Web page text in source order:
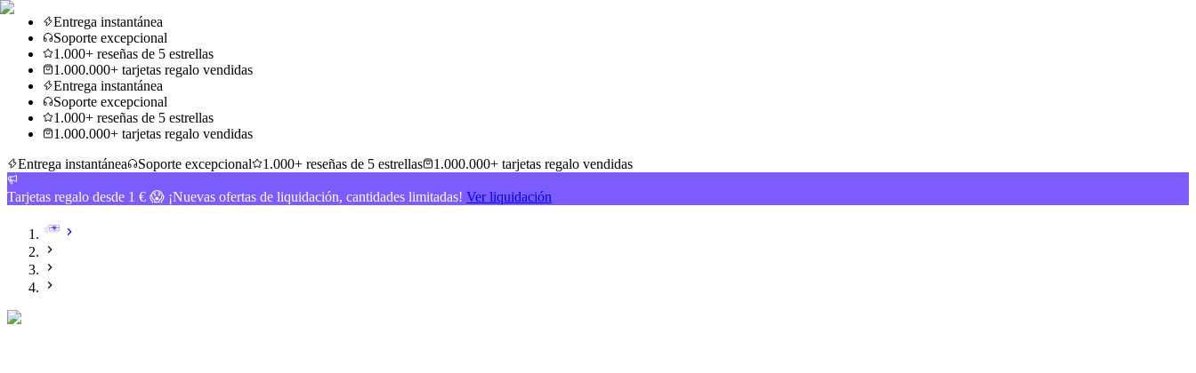
Entrega instantánea
Soporte excepcional
1.000+ reseñas de 5 estrellas
1.000.000+ tarjetas regalo vendidas
Entrega instantánea
Soporte excepcional
1.000+ reseñas de 5 estrellas
1.000.000+ tarjetas regalo vendidas
Entrega instantánea
Soporte excepcional 1.000+ reseñas de 5 estrellas 1.000.000+ tarjetas regalo vendidas
Tarjetas regalo desde 1 € 😱 ¡Nuevas ofertas de liquidación, cantidades limitadas! Ver liquidación